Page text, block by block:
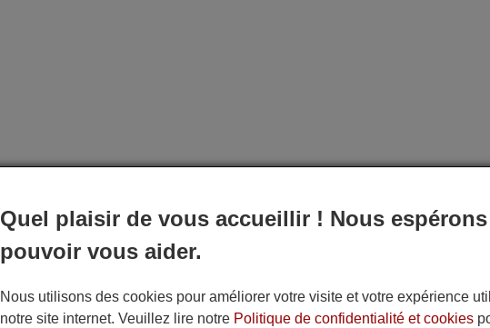
Quel plaisir de vous accueillir ! Nous espérons
pouvoir vous aider.
Nous utilisons des cookies pour améliorer votre visite et votre expérience
notre site internet. Veuillez lire notre Politique de confidentialité et cookies